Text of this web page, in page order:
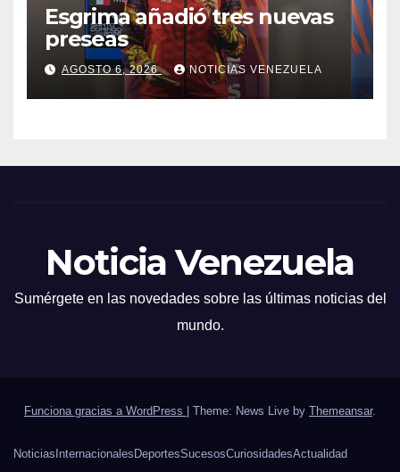
Esgrima añadió tres nuevas
preseas
AGOSTO 6, 2026 NOTICIAS VENEZUELA
Noticia Venezuela
Sumérgete en las novedades sobre las últimas noticias del
mundo.
Funciona gracias a WordPress Theme: News Live by Themeansar.
Noticias Internacionales DeportesSucesosCuriosidadesActualidad